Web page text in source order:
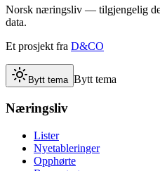
Norsk næringsliv — tilgjengelig
data.
Et prosjekt fra D&CO
Bytt tema Bytt tema
Næringsliv
Lister
Nyetableringer
Opphørte